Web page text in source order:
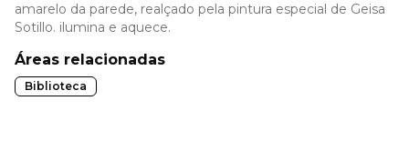
amarelo da parede, realçado pela pintura especial de Geisa
Sotillo. ilumina e aquece.
Áreas relacionadas
Biblioteca